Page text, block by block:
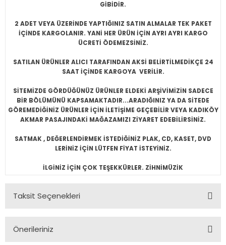
GİBİDİR.
2 ADET VEYA ÜZERİNDE YAPTIĞINIZ SATIN ALMALAR TEK PAKET
İÇİNDE KARGOLANIR. YANİ HER ÜRÜN İÇİN AYRI AYRI KARGO
ÜCRETİ ÖDEMEZSİNİZ.
SATILAN ÜRÜNLER ALICI TARAFINDAN AKSİ BELİRTİLMEDİKÇE 24
SAAT İÇİNDE KARGOYA VERİLİR.
SİTEMİZDE GÖRDÜĞÜNÜZ ÜRÜNLER ELDEKİ ARŞİVİMİZİN SADECE
BİR BÖLÜMÜNÜ KAPSAMAKTADIR...ARADIĞINIZ YA DA SİTEDE
GÖREMEDİĞİNİZ ÜRÜNLER İÇİN İLETİŞİME GEÇEBİLİR VEYA KADIKÖY
AKMAR PASAJINDAKİ MAĞAZAMIZI ZİYARET EDEBİLİRSİNİZ.
SATMAK , DEĞERLENDİRMEK İSTEDİĞİNİZ PLAK, CD, KASET, DVD
LERİNİZ İÇİN LÜTFEN FİYAT İSTEYİNİZ.
İLGİNİZ İÇİN ÇOK TEŞEKKÜRLER. ZİHNİMÜZİK
Taksit Seçenekleri
Önerileriniz